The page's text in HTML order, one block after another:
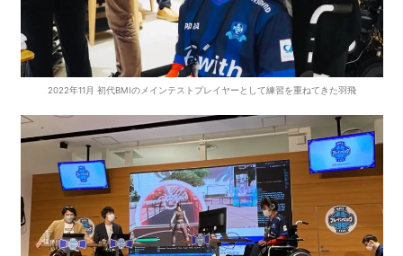
2022年11月 初代BMIのメインテストプレイヤーとして練習を重ねてきた羽飛